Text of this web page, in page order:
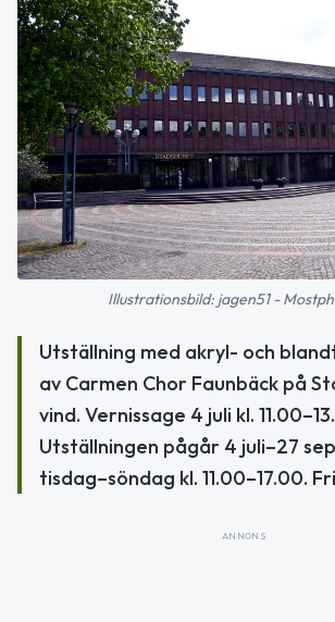
Illustrationsbild: jagen51 -
Utställning med akryl- och
av Carmen Chor Faunbäck på
vind. Vernissage 4 juli kl.
Utställningen pågår 4 juli–27
tisdag–söndag kl. 11.00–17.00.
ANNONS